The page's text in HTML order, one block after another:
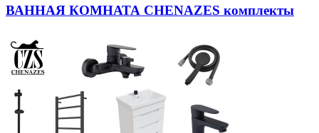
ВАННАЯ КОМНАТА CHENAZES комплекты